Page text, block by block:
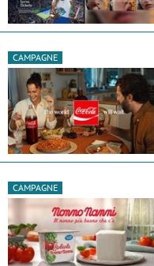
CAMPAGNE
CAMPAGNE